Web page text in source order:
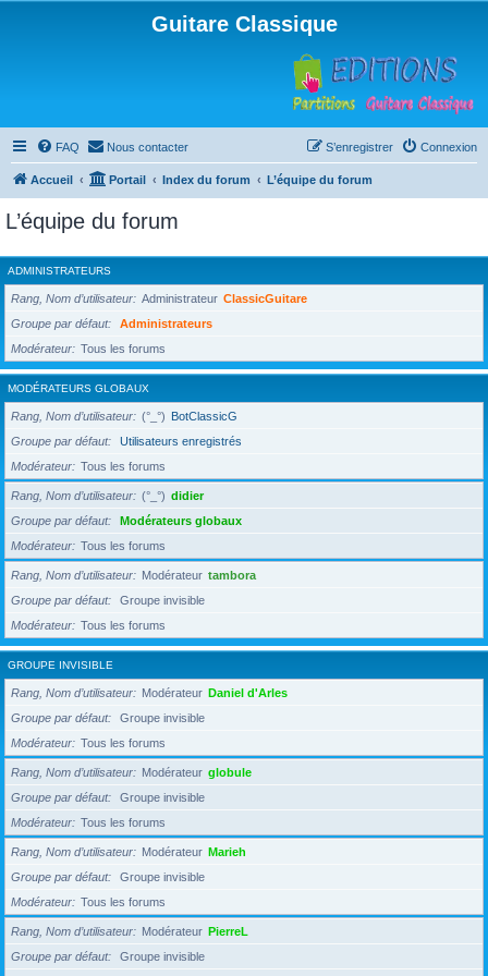
Guitare Classique
FAQ Nous contacter Connexion
S’enregistrer
Accueil Portail Index du forum L’équipe du forum
L’équipe du forum
ADMINISTRATEURS
Rang, Nom d’utilisateur Administrateur ClassicGuitare
Groupe par défaut
Administrateurs
Modérateur
Tous les forums
MODÉRATEURS GLOBAUX
Rang, Nom d’utilisateur (°_°) BotClassicG
Groupe par défaut
Utilisateurs enregistrés
Modérateur
Tous les forums
Rang, Nom d’utilisateur (°_°) didier
Groupe par défaut
Modérateurs globaux
Modérateur
Tous les forums
Rang, Nom d’utilisateur Modérateur tambora
Groupe par défaut
Groupe invisible
Modérateur
Tous les forums
GROUPE INVISIBLE
Rang, Nom d’utilisateur Modérateur Daniel d'Arles
Groupe par défaut
Groupe invisible
Modérateur
Tous les forums
Rang, Nom d’utilisateur Modérateur globule
Groupe par défaut
Groupe invisible
Modérateur
Tous les forums
Rang, Nom d’utilisateur Modérateur Marieh
Groupe par défaut
Groupe invisible
Modérateur
Tous les forums
Rang, Nom d’utilisateur Modérateur PierreL
Groupe par défaut
Groupe invisible